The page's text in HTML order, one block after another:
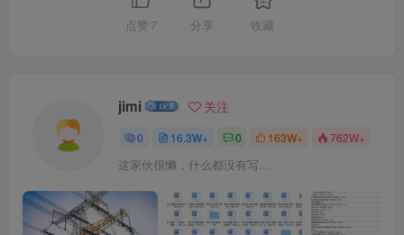
点赞 7 分享 收藏
jimi 关注
0 16.3W+ 0 163W+ 762W+
这家伙很懒，什么都没有写...